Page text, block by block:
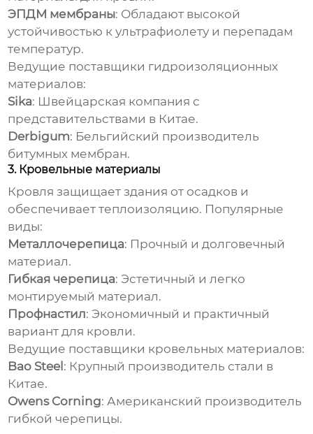
ЭПДМ мембраны: Обладают высокой
устойчивостью к ультрафиолету и перепадам
температур.
Ведущие поставщики гидроизоляционных
материалов:
Sika: Швейцарская компания с
представительствами в Китае.
Derbigum: Бельгийский производитель
битумных мембран.
3. Кровельные материалы
Кровля защищает здания от осадков и
обеспечивает теплоизоляцию. Популярные
виды:
Металлочерепица: Прочный и долговечный
материал.
Гибкая черепица: Эстетичный и легко
монтируемый материал.
Профнастил: Экономичный и практичный
вариант для кровли.
Ведущие поставщики кровельных материалов:
Bao Steel : Крупный производитель стали в
Китае.
Owens Corning: Американский производитель
гибкой черепицы.